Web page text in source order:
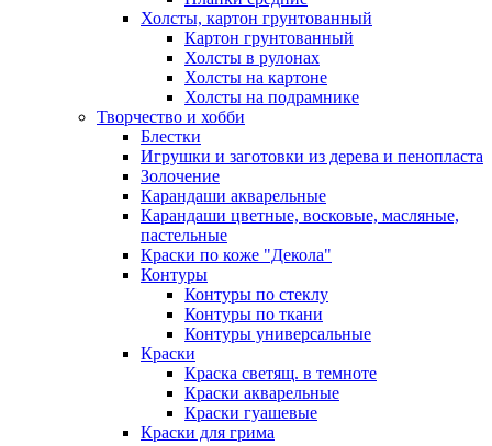
Холсты, картон грунтованный
Картон грунтованный
Холсты в рулонах
Холсты на картоне
Холсты на подрамнике
Творчество и хобби
Блестки
Игрушки и заготовки из дерева и пенопласта
Золочение
Карандаши акварельные
Карандаши цветные, восковые, масляные,
пастельные
Краски по коже "Декола"
Контуры
Контуры по стеклу
Контуры по ткани
Контуры универсальные
Краски
Краска светящ. в темноте
Краски акварельные
Краски гуашевые
Краски для грима